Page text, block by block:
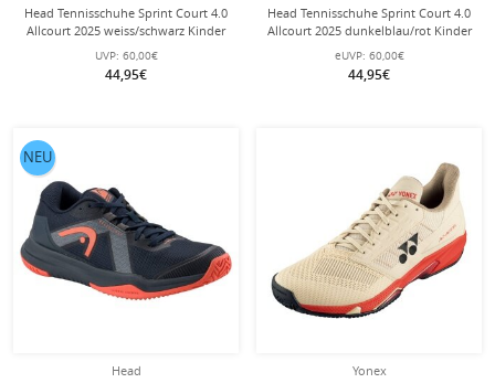
Head Tennisschuhe Sprint Court 4.0
Allcourt 2025 weiss/schwarz Kinder
UVP: 60,00€
44,95€
Head Tennisschuhe Sprint Court 4.0
Allcourt 2025 dunkelblau/rot Kinder
eUVP: 60,00€
44,95€
Head
NEU
Yonex